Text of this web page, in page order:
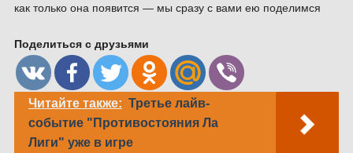
как только она появится — мы сразу с вами ею поделимся
Поделиться с друзьями
Читайте также: Третье лайв-
событие "Противостояния Ла
Лиги" уже в игре